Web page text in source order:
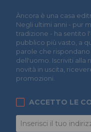
Àncora è una casa
Negli ultimi anni - pur
tradizione - ha sentito
pubblico più vasto, a
parole che
dell'uomo. Iscriviti alla
novità in uscita,
promozioni.
ACCETTO LE